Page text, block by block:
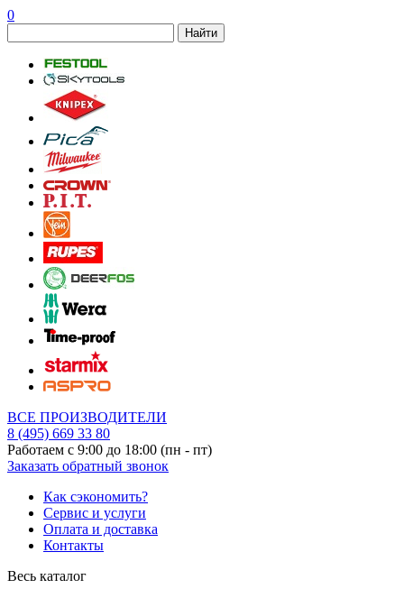
0
Найти
ВСЕ ПРОИЗВОДИТЕЛИ
8 (495) 669 33 80
Работаем с 9:00 до 18:00 (пн - пт)
Заказать обратный звонок
Как сэкономить?
Сервис и услуги
Оплата и доставка
Контакты
Весь каталог